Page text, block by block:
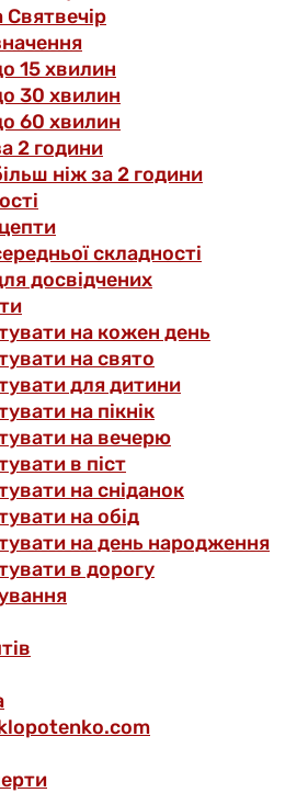
15 хвилин
30 хвилин
60 хвилин
2 години
ніж за 2 години
складності
досвідчених
на кожен день
на свято
для дитини
на пікнік
на вечерю
в піст
на сніданок
на обід
на день народження
в дорогу